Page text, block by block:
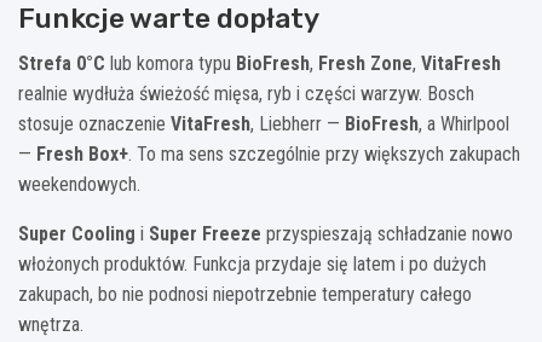
Funkcje warte dopłaty
Strefa 0°C lub komora typu BioFresh, Fresh Zone, VitaFresh
realnie wydłuża świeżość mięsa, ryb i części warzyw. Bosch
stosuje oznaczenie VitaFresh, Liebherr — BioFresh, a Whirlpool
— Fresh Box+. To ma sens szczególnie przy większych zakupach
weekendowych.
Super Cooling i Super Freeze przyspieszają schładzanie nowo
włożonych produktów. Funkcja przydaje się latem i po dużych
zakupach, bo nie podnosi niepotrzebnie temperatury całego
wnętrza.